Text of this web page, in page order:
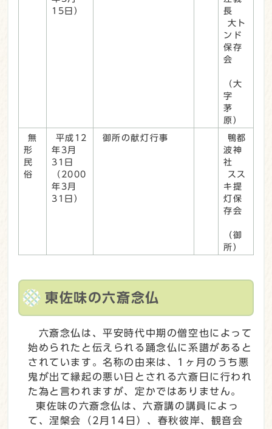
15日）
長
大ト
ンド
保存
会
（大
字
茅
原）
無
形
民
俗
平成12
年3月
31日
（2000
年3月
31日）
御所の献灯行事
鴨都
波神
社
スス
キ提
灯保
存会
（御
所）
東佐味の六斎念仏
六斎念仏は、平安時代中期の僧空也によって
始められたと伝えられる踊念仏に系譜があると
されています。名称の由来は、1ヶ月のうち悪
鬼が出て縁起の悪い日とされる六斎日に行われ
た為と言われますが、定かではありません。
東佐味の六斎念仏は、六斎講の講員によっ
て、涅槃会（2月14日）、春秋彼岸、観音会